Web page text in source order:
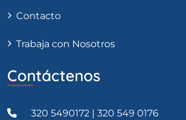
Contacto
Trabaja con Nosotros
Contáctenos
320 5490172 | 320 549 0176